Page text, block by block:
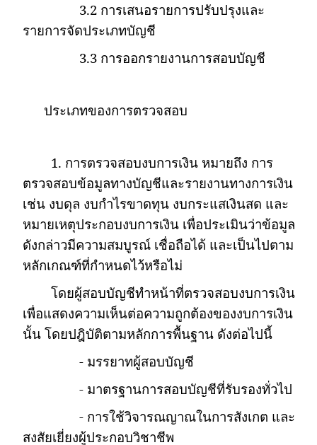
3.2 การเสนอรายการปรับปรุงและ
รายการจัดประเภทบัญชี
3.3 การออกรายงานการสอบบัญชี
ประเภทของการตรวจสอบ
1. การตรวจสอบงบการเงิน หมายถึง การ
ตรวจสอบข้อมูลทางบัญชีและรายงานทางการเงิน
เช่น งบดุล งบกำไรขาดทุน งบกระแสเงินสด และ
หมายเหตุประกอบงบการเงิน เพื่อประเมินว่าข้อมูล
ดังกล่าวมีความสมบูรณ์ เชื่อถือได้ และเป็นไปตาม
หลักเกณฑ์ที่กำหนดไว้หรือไม่
โดยผู้สอบบัญชีทำหน้าที่ตรวจสอบงบการเงิน
เพื่อแสดงความเห็นต่อความถูกต้องของงบการเงิน
นั้น โดยปฎิบัติตามหลักการพื้นฐาน ดังต่อไปนี้
- มรรยาทผู้สอบบัญชี
- มาตรฐานการสอบบัญชีที่รับรองทั่วไป
- การใช้วิจารณญาณในการสังเกต และ
สงสัยเยี่ยงผู้ประกอบวิชาชีพ